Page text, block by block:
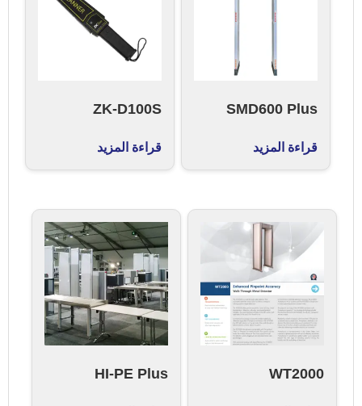
SMD600 Plus
قراءة المزيد
ZK-D100S
قراءة المزيد
WT2000
HI-PE Plus